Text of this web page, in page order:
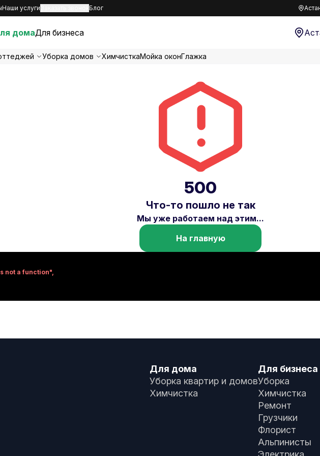
Наши услуги Блог
домаДля бизнеса
Уборка домов ХимчисткаМойка оконГлажка
500
Что-то пошло не так
Мы уже работаем над этим...
На главную
Для дома
Уборка квартир и домов
Химчистка
Для бизнеса
Уборка
Химчистка
Ремонт
Грузчики
Флорист
Альпинисты